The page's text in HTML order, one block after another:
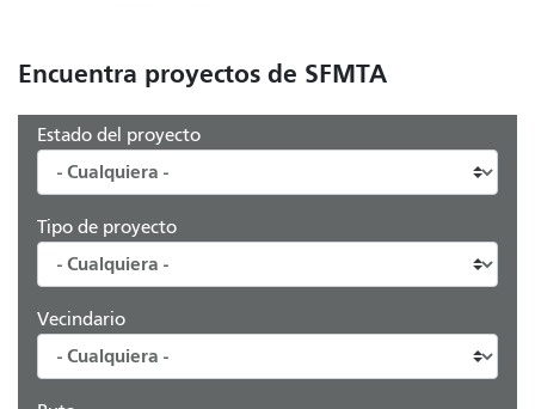
Encuentra proyectos de SFMTA
Estado del proyecto
Tipo de proyecto
Vecindario